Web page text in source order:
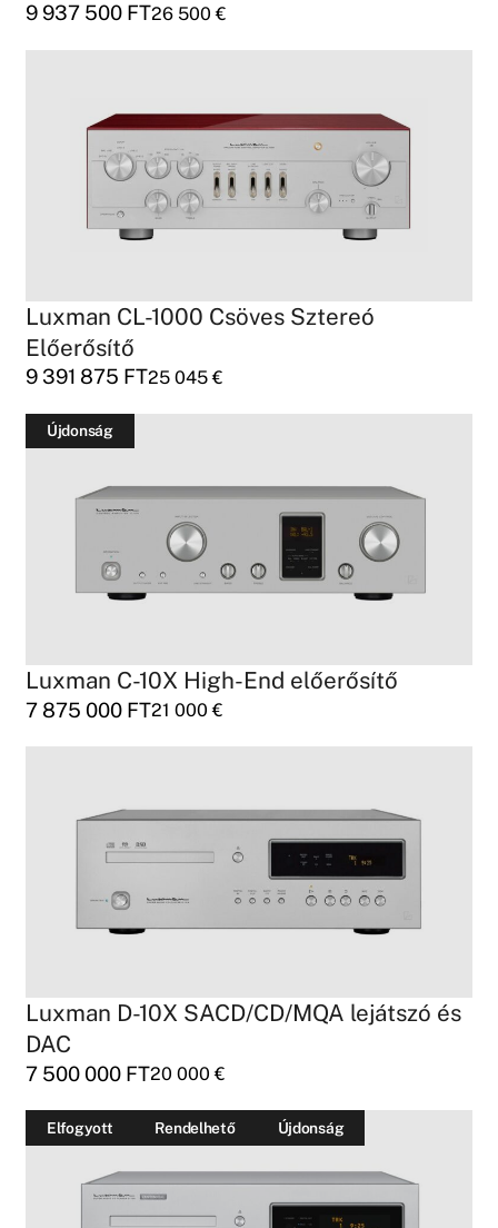
9 937 500 FT26 500€
Luxman CL-1000 Csöves Sztereó
Előerősítő
9 391 875 FT25 045€
Újdonság
Luxman C-10X High-End előerősítő
7 875 000 FT21 000€
Luxman D-10X SACD/CD/MQA lejátszó és
DAC
7 500 000 FT20 000€
Elfogyott Rendelhető Újdonság